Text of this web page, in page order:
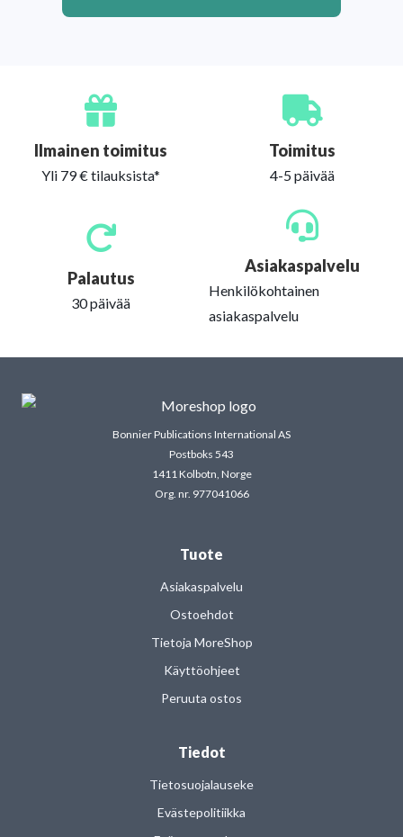
Ilmainen toimitus
Yli 79 € tilauksista*
Toimitus
4-5 päivää
Palautus
30 päivää
Asiakaspalvelu
Henkilökohtainen
asiakaspalvelu
Bonnier Publications International AS
Postboks 543
1411 Kolbotn, Norge
Org. nr. 977041066
Tuote
Asiakaspalvelu
Ostoehdot
Tietoja MoreShop
Käyttöohjeet
Peruuta ostos
Tiedot
Tietosuojalauseke
Evästepolitiikka